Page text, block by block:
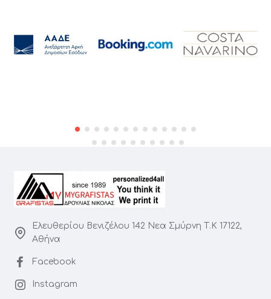
Ελευθερίου Βενιζέλου 142 Νεα Σμύρνη Τ.Κ 17122,
Αθήνα
Facebook
Instagram